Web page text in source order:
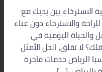
الاسترخاء بين يديك مع
والاسترخاء دون عناء
اليومية في
لا تقلق، الحل الأمثل
الرياض خدمات فاخرة